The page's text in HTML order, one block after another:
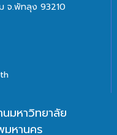
จ.พัทลุง 93210
มหาวิทยาลัย
หานคร